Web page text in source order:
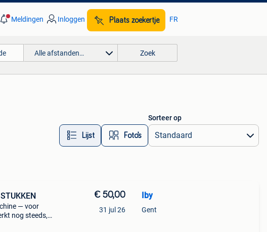
Meldingen Inloggen Plaats zoekertje FR
Alle afstanden… Zoek
Lijst Foto’s
Sorteer op
— voor
nog steeds,
€ 50,00
31 jul 26
Iby
Gent